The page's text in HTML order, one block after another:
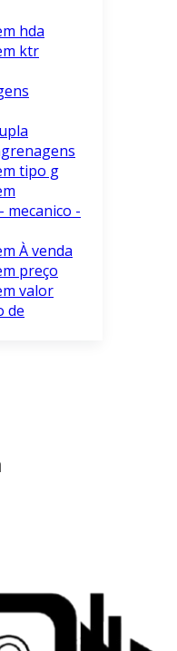
hda
ktr
tipo g
mecanico -
À venda
preço
valor
de